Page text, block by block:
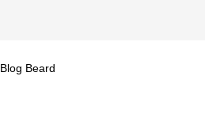
Blog Beard